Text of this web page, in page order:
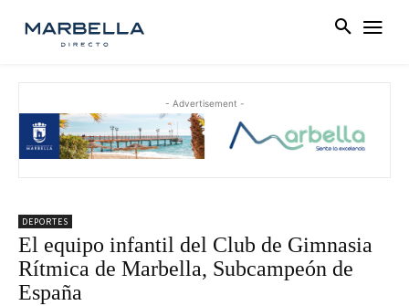
- Advertisement -
DEPORTES
El equipo infantil del Club de Gimnasia
Rítmica de Marbella, Subcampeón de
España